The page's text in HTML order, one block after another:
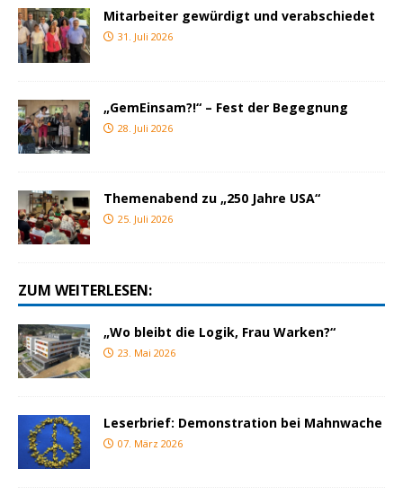
Mitarbeiter gewürdigt und verabschiedet
31. Juli 2026
„GemEinsam?!“ – Fest der Begegnung
28. Juli 2026
Themenabend zu „250 Jahre USA“
25. Juli 2026
ZUM WEITERLESEN:
„Wo bleibt die Logik, Frau Warken?“
23. Mai 2026
Leserbrief: Demonstration bei Mahnwache
07. März 2026